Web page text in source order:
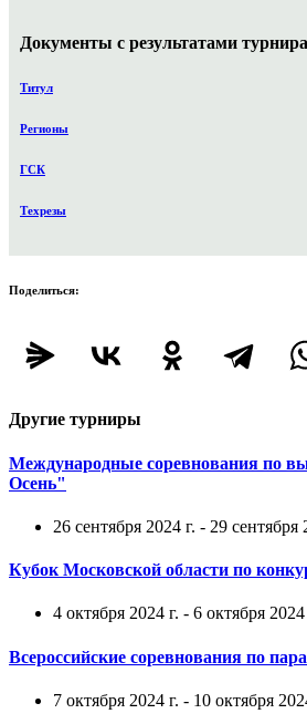
Документы с результатами турнира
Титул
Регионы
ГСК
Техрезы
Поделиться:
Другие турниры
Международные соревнования по
Осень"
26 сентября 2024 г. - 29 сентября
Кубок Московской области по
4 октября 2024 г. - 6 октября 2024
Всероссийские соревнования по
7 октября 2024 г. - 10 октября